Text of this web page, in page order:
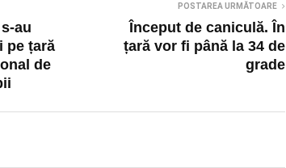
au
pe țară
de
POSTAREA URMĂTOARE
Început de caniculă. În
țară vor fi până la 34 de
grade